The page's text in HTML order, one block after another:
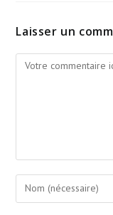
Laisser un